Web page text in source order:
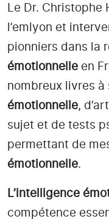
Le Dr. Christophe
l’emlyon et
pionniers dans la
émotionnelle en
nombreux livres à
émotionnelle,
sujet et de tests
permettant de
émotionnelle.
L’intelligence
compétence